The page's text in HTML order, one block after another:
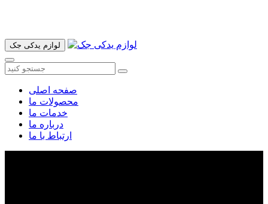
لوازم یدکی جک
صفحه اصلی
محصولات ما
خدمات ما
درباره ما
ارتباط با ما